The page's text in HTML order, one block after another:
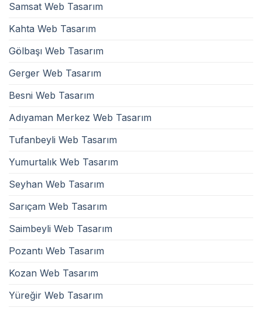
Samsat Web Tasarım
Kahta Web Tasarım
Gölbaşı Web Tasarım
Gerger Web Tasarım
Besni Web Tasarım
Adıyaman Merkez Web Tasarım
Tufanbeyli Web Tasarım
Yumurtalık Web Tasarım
Seyhan Web Tasarım
Sarıçam Web Tasarım
Saimbeyli Web Tasarım
Pozantı Web Tasarım
Kozan Web Tasarım
Yüreğir Web Tasarım